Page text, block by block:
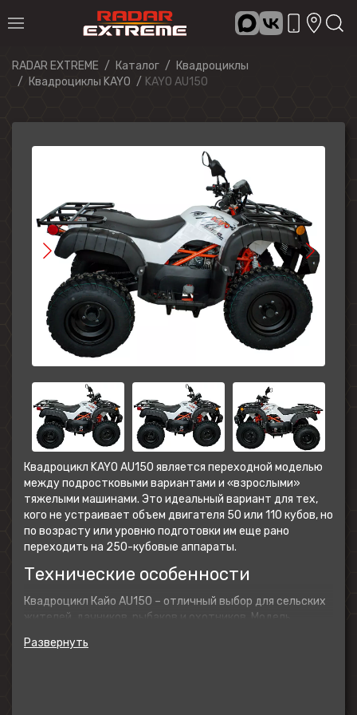
RADAR EXTREME Каталог
Квадроциклы
Квадроциклы KAYO
KAYO AU150
Квадроцикл KAYO AU150 является переходной моделью
между подростковыми вариантами и «взрослыми»
тяжелыми машинами. Это идеальный вариант для тех,
кого не устраивает объем двигателя 50 или 110 кубов, но
по возрасту или уровню подготовки им еще рано
переходить на 250-кубовые аппараты.
Технические особенности
Квадроцикл Кайо AU150 – отличный выбор для сельских
жителей, дачников, рыбаков и охотников. Модель
переходного возраста и позволяет комфортно